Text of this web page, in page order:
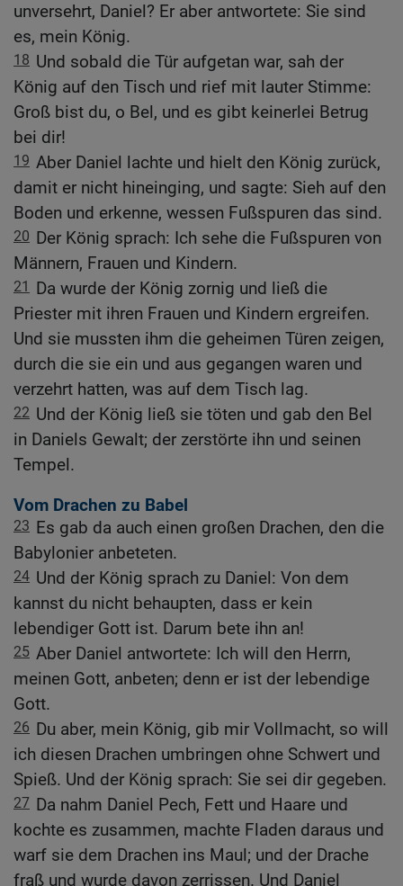
unversehrt, Daniel? Er aber antwortete: Sie sind
es, mein König.
18 Und sobald die Tür aufgetan war, sah der
König auf den Tisch und rief mit lauter Stimme:
Groß bist du, o Bel, und es gibt keinerlei Betrug
bei dir!
19 Aber Daniel lachte und hielt den König zurück,
damit er nicht hineinging, und sagte: Sieh auf den
Boden und erkenne, wessen Fußspuren das sind.
20 Der König sprach: Ich sehe die Fußspuren von
Männern, Frauen und Kindern.
21
Da wurde der König zornig und ließ die
Priester mit ihren Frauen und Kindern ergreifen.
Und sie mussten ihm die geheimen Türen zeigen,
durch die sie ein und aus gegangen waren und
verzehrt hatten, was auf dem Tisch lag.
22 Und der König ließ sie töten und gab den Bel
in Daniels Gewalt; der zerstörte ihn und seinen
Tempel.
Vom Drachen zu Babel
23 Es gab da auch einen großen Drachen, den die
Babylonier anbeteten.
24 Und der König sprach zu Daniel: Von dem
kannst du nicht behaupten, dass er kein
lebendiger Gott ist. Darum bete ihn an!
25 Aber Daniel antwortete: Ich will den Herrn,
meinen Gott, anbeten; denn er ist der lebendige
Gott.
26 Du aber, mein König, gib mir Vollmacht, so will
ich diesen Drachen umbringen ohne Schwert und
Spieß. Und der König sprach: Sie sei dir gegeben.
27 Da nahm Daniel Pech, Fett und Haare und
kochte es zusammen, machte Fladen daraus und
warf sie dem Drachen ins Maul; und der Drache
fraß und wurde davon zerrissen. Und Daniel